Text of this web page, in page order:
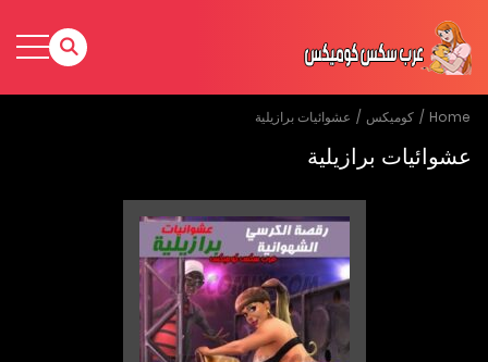
Home كوميكس عشوائيات برازيلية
عشوائيات برازيلية